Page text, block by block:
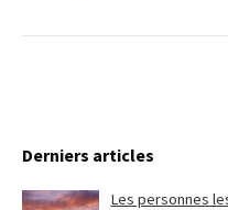
Derniers articles
Les personnes